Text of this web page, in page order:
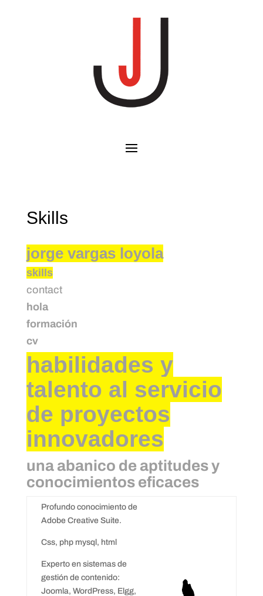
Skills
jorge vargas loyola
skills
contact
hola
formación
cv
habilidades y
talento al servicio
de proyectos
innovadores
una abanico de aptitudes y
conocimientos eficaces
Profundo conocimiento de
Adobe Creative Suite.
Css, php mysql, html
Experto en sistemas de
gestión de contenido:
Joomla, WordPress, Elgg,